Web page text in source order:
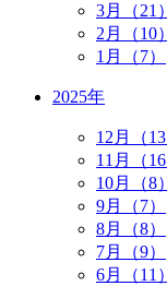
3月（21）
2月（10）
1月（7）
2025年
12月（13
11月（16
10月（8）
9月（7）
8月（8）
7月（9）
6月（11）